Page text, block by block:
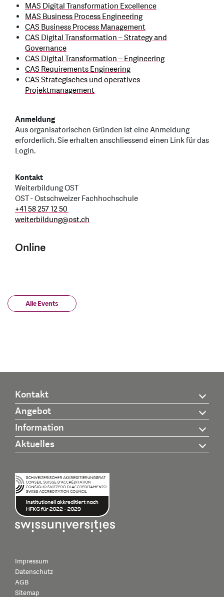
MAS Digital Transformation Excellence
MAS Business Process Engineering
CAS Business Process Management
CAS Digital Transformation – Strategy and
Governance
CAS Digital Transformation – Engineering
CAS Requirements Engineering
CAS Strategisches und operatives
Projektmanagement
Anmeldung
Aus organisatorischen Gründen ist eine Anmeldung
erforderlich. Sie erhalten anschliessend einen Link für das
Login.
Kontakt
Weiterbildung OST
OST - Ostschweizer Fachhochschule
+41 58 257 12 50
weiterbildung@ost.ch
Online
Alle Events
Kontakt
Angebot
Information
Aktuelles
Impressum
Datenschutz
AGB
Sitemap